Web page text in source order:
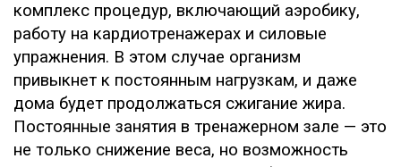
комплекс процедур, включающий аэробику,
работу на кардиотренажерах и силовые
упражнения. В этом случае организм
привыкнет к постоянным нагрузкам, и даже
дома будет продолжаться сжигание жира.
Постоянные занятия в тренажерном зале — это
не только снижение веса, но возможность